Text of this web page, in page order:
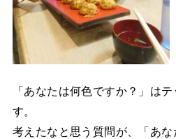
「あなたは何色ですか？」は
す。
考えたなと思う質問が、「あ